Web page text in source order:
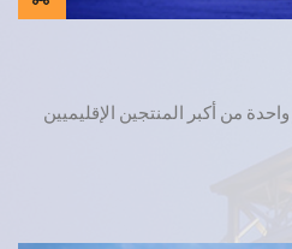
من أكبر المنتجين الإقليميين